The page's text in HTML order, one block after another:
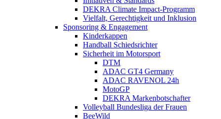
DEKRA Climate Impact-Programm
Vielfalt, Gerechtigkeit und Inklusion​
Sponsoring & Engagement
Kinderkappen
Handball Schiedsrichter
Sicherheit im Motorsport
DTM
ADAC GT4 Germany
ADAC RAVENOL 24h
MotoGP
DEKRA Markenbotschafter
Volleyball Bundesliga der Frauen
BeeWild